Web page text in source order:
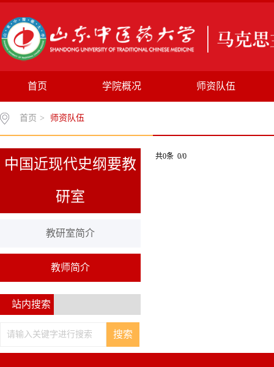
首页 学院概况 师资队伍
首页 > 师资队伍
中国近现代史纲要教
研室
教研室简介
教师简介
站内搜索
共0条 0/0